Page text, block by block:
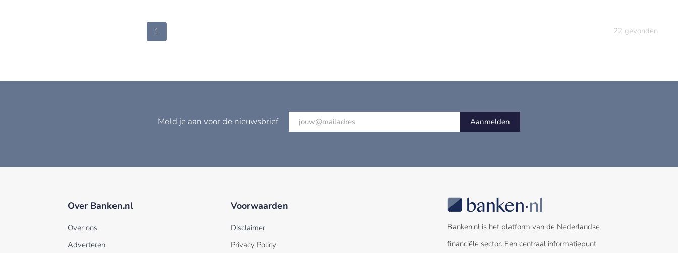
1 22 gevonden
Meld je aan voor de nieuwsbrief Aanmelden
Over Banken.nl
Over ons
Adverteren
Voorwaarden
Disclaimer
Privacy Policy
Banken.nl is het platform van de Nederlandse
financiële sector. Een centraal informatiepunt